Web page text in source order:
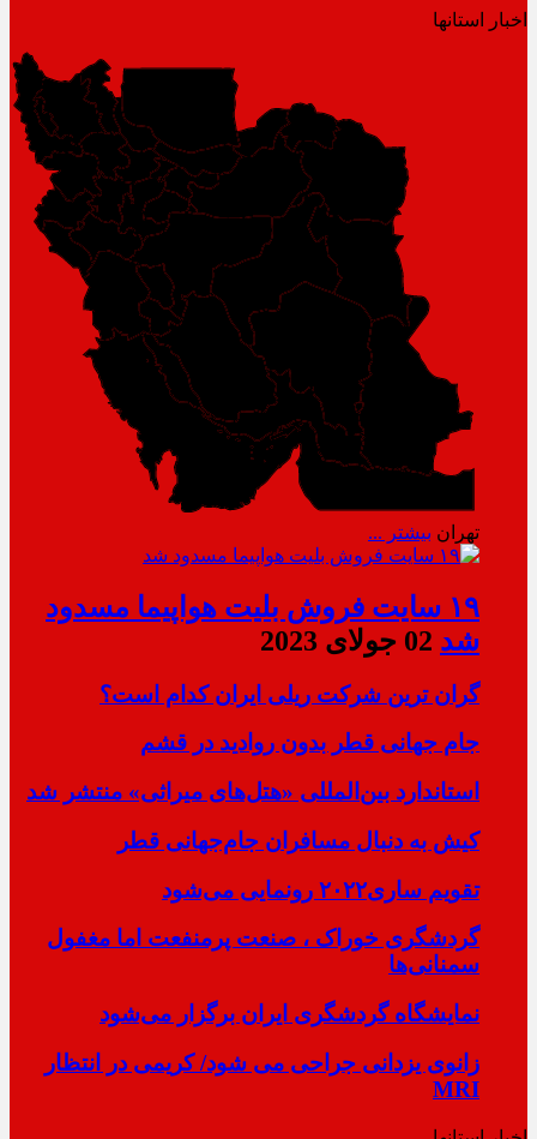
اخبار استانها
تهران بیشتر ...
۱۹ سایت فروش بلیت هواپیما مسدود
شد 02 جولای 2023
گران ترین شرکت ریلی ایران کدام است؟
جام جهانی قطر بدون روادید در قشم
استاندارد بین‌المللی «هتل‌های میراثی» منتشر شد
کیش به دنبال مسافران جام‌جهانی قطر
تقویم ساری۲۰۲۲ رونمایی می‌شود
گردشگری خوراک ، صنعت پرمنفعت اما مغفول
سمنانی‌ها
نمایشگاه گردشگری ایران برگزار می‌شود
زانوی یزدانی جراحی می شود/ کریمی در انتظار
MRI